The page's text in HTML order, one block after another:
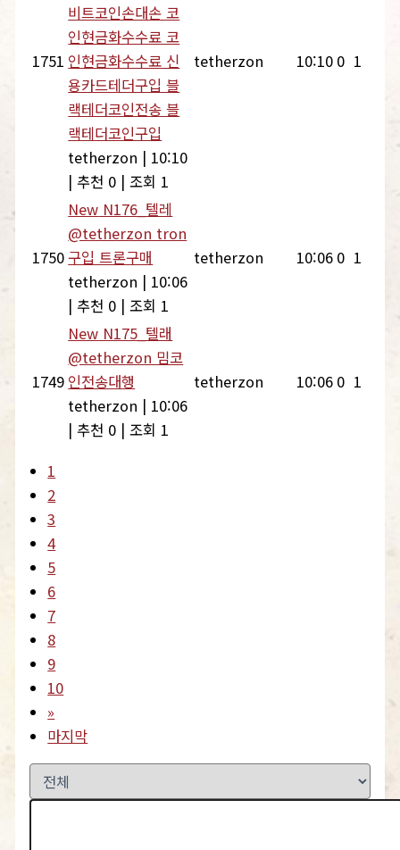
1751
비트코인손대손 코
인현금화수수료 코
인현금화수수료 신
용카드테더구입 블
랙테더코인전송 블
랙테더코인구입
tetherzon | 10:10
| 추천 0 | 조회 1
tetherzon 10:10 0 1
1750
New N176_텔레
@tetherzon tron
구입 트론구매
tetherzon | 10:06
| 추천 0 | 조회 1
tetherzon 10:06 0 1
1749
New N175_텔래
@tetherzon 밈코
인전송대행
tetherzon | 10:06
| 추천 0 | 조회 1
tetherzon 10:06 0 1
1
2
3
4
5
6
7
8
9
10
»
마지막